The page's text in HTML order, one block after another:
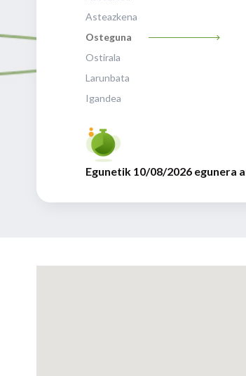
Asteazkena
Osteguna
Ostirala
Larunbata
Igandea
Egunetik 10/08/2026 egunera